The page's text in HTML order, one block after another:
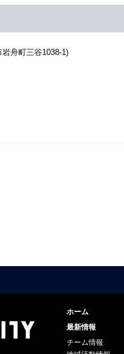
舟町三谷1038-1)
ホーム
最新情報
チーム情報